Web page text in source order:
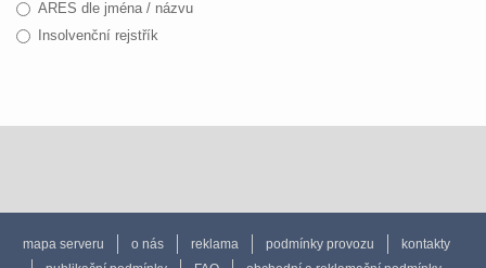
ARES dle jména / názvu
Insolvenční rejstřík
mapa serveru o nás reklama podmínky provozu
kontakty